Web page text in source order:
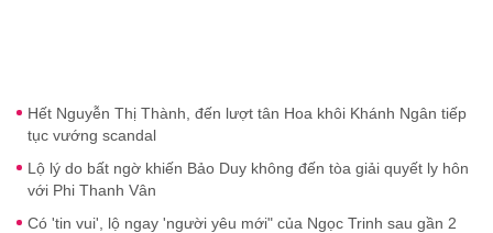
Hết Nguyễn Thị Thành, đến lượt tân Hoa khôi Khánh Ngân tiếp
tục vướng scandal
Lộ lý do bất ngờ khiến Bảo Duy không đến tòa giải quyết ly hôn
với Phi Thanh Vân
Có 'tin vui', lộ ngay 'người yêu mới" của Ngọc Trinh sau gần 2